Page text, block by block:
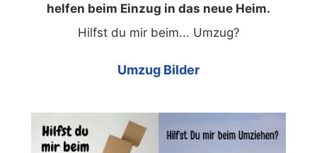
helfen beim Einzug in das neue Heim.
Hilfst du mir beim... Umzug?
Umzug Bilder